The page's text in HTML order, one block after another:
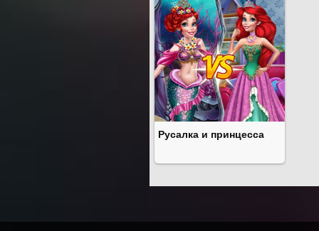
Русалка и принцесса